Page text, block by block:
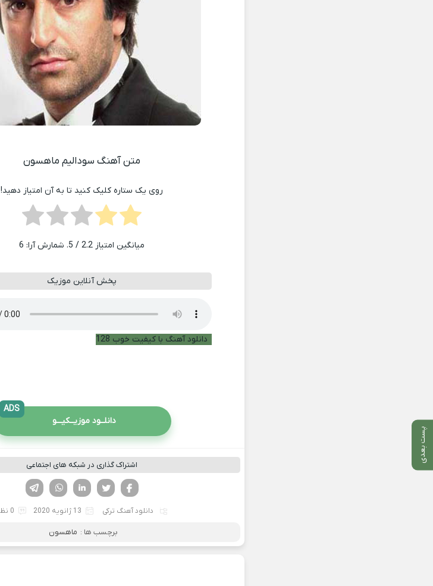
پست بعدی
متن آهنگ سودالیم ماهسون
روی یک ستاره کلیک کنید تا به آن امتیاز دهید!
میانگین امتیاز 2.2/ 5. شمارش آرا: 6
پخش آنلاین موزیک
دانلود آهنگ با کیفیت خوب 128
دانلــود موزیــکیـــو
ADS
اشتراک گذاری در شبکه های اجتماعی
لینکدین تویتر
فیسوک
دانلود آهنگ ترکی 13 ژانویه 2020 0 نظر
برچسب ها : ماهسون